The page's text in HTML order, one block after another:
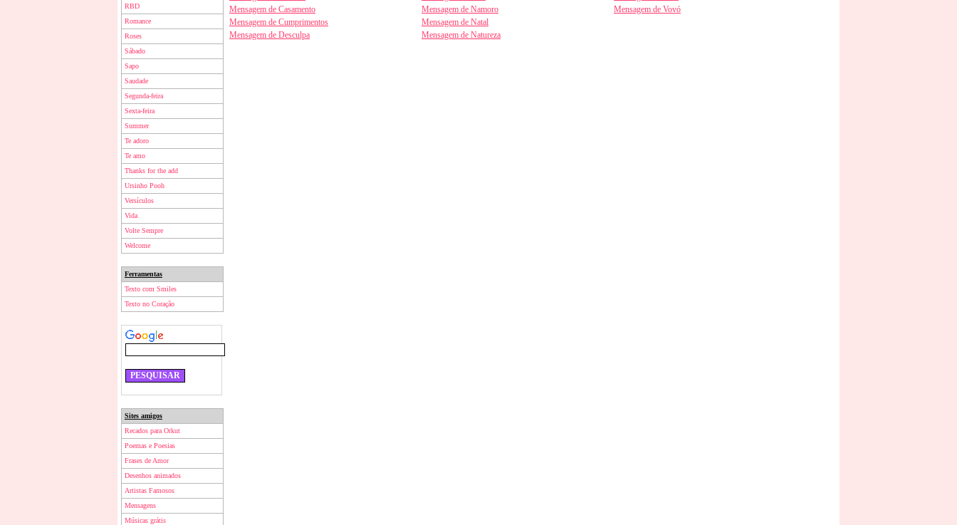
RBD
Romance
Roses
Sábado
Sapo
Saudade
Segunda-feira
Sexta-feira
Summer
Te adoro
Te amo
Thanks for the add
Ursinho Pooh
Versículos
Vida
Volte Sempre
Welcome
Ferramentas
Texto com Smiles
Texto no Coração
Sites amigos
Recados para Orkut
Poemas e Poesias
Frases de Amor
Desenhos animados
Artistas Famosos
Mensagens
Músicas grátis
Mensagem de Casamento
Mensagem de Cumprimentos
Mensagem de Desculpa
Mensagem de Namoro
Mensagem de Natal
Mensagem de Natureza
Mensagem de Vovó